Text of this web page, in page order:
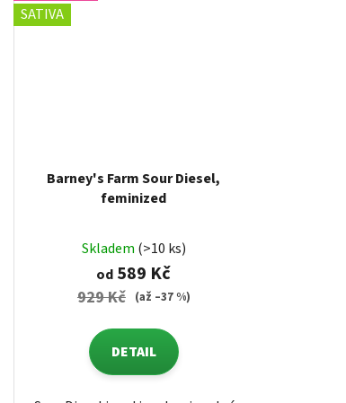
SATIVA
Barney's Farm Sour Diesel,
feminized
Skladem (>10 ks)
od 589 Kč
929 Kč (až –37 %)
DETAIL